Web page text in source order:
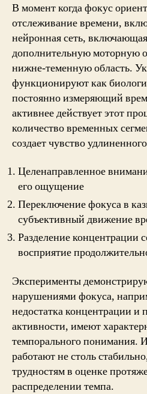
В момент когда фокус
отслеживание времени,
нейронная сеть,
дополнительную моторную
нижне-теменную область.
функционируют как
постоянно измеряющий
активнее действует этот
количество временных
создает чувство
Целенаправленное
его ощущение
Переключение фокуса в
субъективный движение
Разделение концентрации
восприятие
Эксперименты
нарушениями фокуса,
недостатка концентрации
активности, имеют
темпорального понимания.
работают не столь
трудностям в оценке
распределении темпа.